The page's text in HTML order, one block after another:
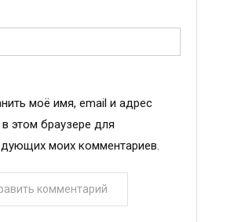
моё имя, email и адрес
в этом браузере для
моих комментариев.